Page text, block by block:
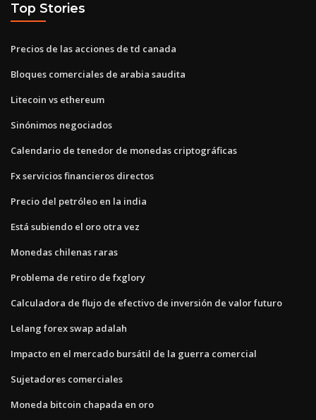
Top Stories
Precios de las acciones de td canada
Bloques comerciales de arabia saudita
Litecoin vs ethereum
Sinónimos negociados
Calendario de tenedor de monedas criptográficas
Fx servicios financieros directos
Precio del petróleo en la india
Está subiendo el oro otra vez
Monedas chilenas raras
Problema de retiro de fxglory
Calculadora de flujo de efectivo de inversión de valor futuro
Lelang forex swap adalah
Impacto en el mercado bursátil de la guerra comercial
Sujetadores comerciales
Moneda bitcoin chapada en oro